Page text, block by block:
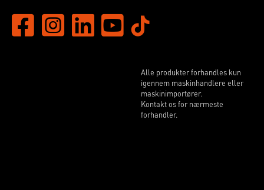
Alle produkter forhandles kun
igennem maskinhandlere eller
maskinimportører.
Kontakt os for nærmeste
forhandler.